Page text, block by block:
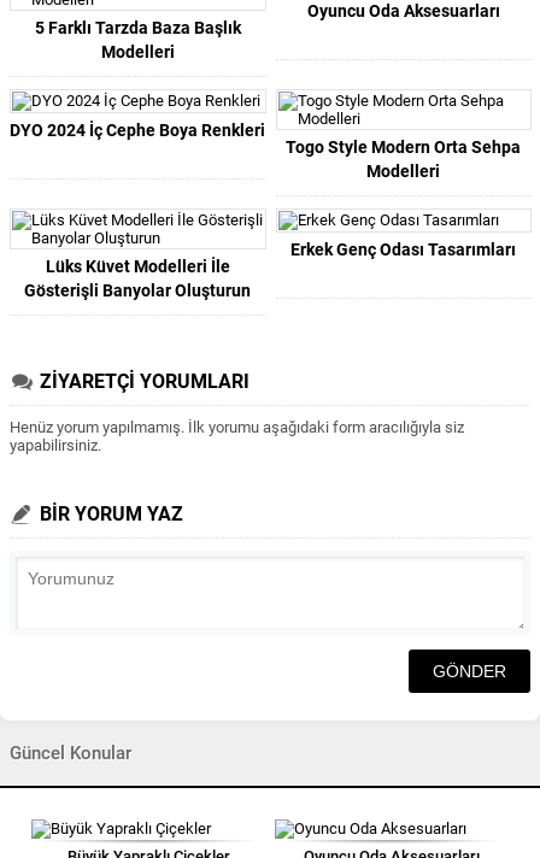
5 Farklı Tarzda Baza Başlık
Modelleri
Oyuncu Oda Aksesuarları
DYO 2024 İç Cephe Boya Renkleri
Togo Style Modern Orta Sehpa
Modelleri
Lüks Küvet Modelleri İle
Gösterişli Banyolar Oluşturun
Erkek Genç Odası Tasarımları
ZİYARETÇİ YORUMLARI
Henüz yorum yapılmamış. İlk yorumu aşağıdaki form aracılığıyla siz
yapabilirsiniz.
BİR YORUM YAZ
Güncel Konular